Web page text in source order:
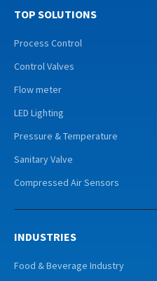
TOP SOLUTIONS
Process Control
Control Valves
Flow meter
LED Lighting
Pressure & Temperature
Sanitary Valve
Compressed Air Sensors
INDUSTRIES
Food & Beverage Industry